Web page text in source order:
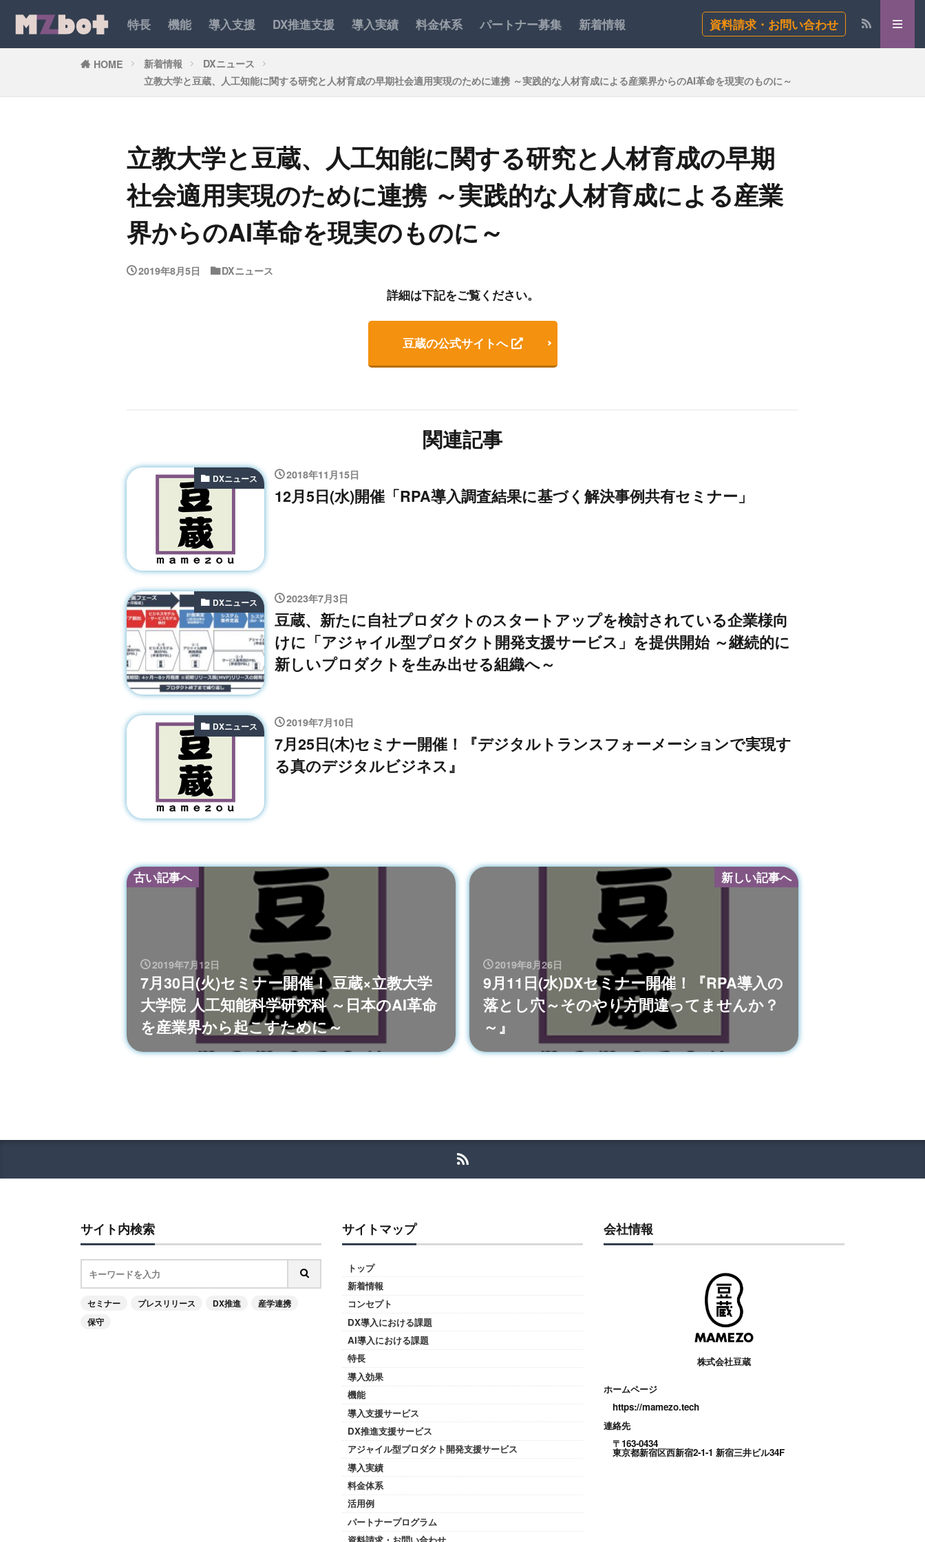
特長 機能 導入支援 DX推進支援 導入実績 料金体系 パートナー募集 新着情報 資料請求・お問い合わせ
HOME 新着情報
DXニュース
立教大学と豆蔵、人工知能に関する研究と人材育成の早期社会適用実現のために連携 ～実践的な人材育成による産業界からのAI革命を現実のものに～
立教大学と豆蔵、人工知能に関する研究と人材育成の早期
社会適用実現のために連携 ～実践的な人材育成による産業
界からのAI革命を現実のものに～
2019年8月5日 DXニュース
詳細は下記をご覧ください。
豆蔵の公式サイトへ
関連記事
DXニュース 2018年11月15日
12月5日(水)開催「RPA導入調査結果に基づく解決事例共有セミナー」
DXニュース 2023年7月3日
豆蔵、新たに自社プロダクトのスタートアップを検討されている企業様向
けに「アジャイル型プロダクト開発支援サービス」を提供開始 ～継続的に
新しいプロダクトを生み出せる組織へ～
DXニュース 2019年7月10日
7月25日(木)セミナー開催！『デジタルトランスフォーメーションで実現す
る真のデジタルビジネス』
古い記事へ
2019年7月12日
7月30日(火)セミナー開催！ 豆蔵×立教大学
大学院 人工知能科学研究科 ～日本のAI革命
を産業界から起こすために～
新しい記事へ
2019年8月26日
9月11日(水)DXセミナー開催！『RPA導入の
落とし穴～そのやり方間違ってませんか？
～』
サイト内検索
セミナー プレスリリース DX推進
産学連携
保守
サイトマップ
トップ
新着情報
コンセプト
DX導入における課題
AI導入における課題
特長
導入効果
機能
導入支援サービス
DX推進支援サービス
アジャイル型プロダクト開発支援サービス
導入実績
料金体系
活用例
パートナープログラム
会社情報
株式会社豆蔵
ホームページ
https://mamezo.tech
連絡先
〒163-0434
東京都新宿区西新宿2-1-1 新宿三井ビル34F